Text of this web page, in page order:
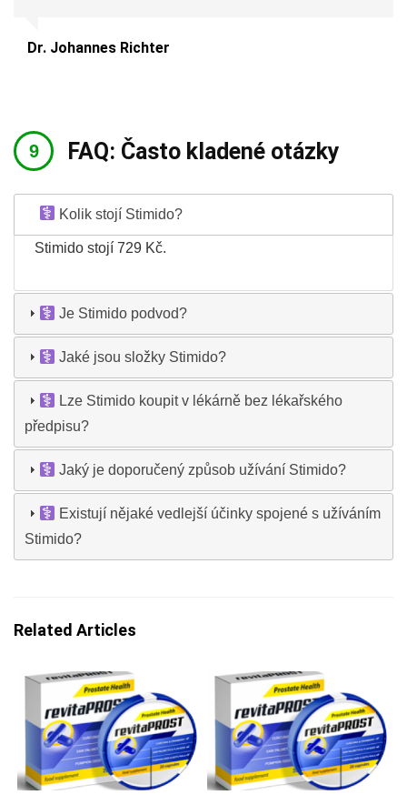
Dr. Johannes Richter
FAQ: Často kladené otázky
Kolik stojí Stimido?
Stimido stojí 729 Kč.
Je Stimido podvod?
Jaké jsou složky Stimido?
Lze Stimido koupit v lékárně bez lékařského
předpisu?
Jaký je doporučený způsob užívání Stimido?
Existují nějaké vedlejší účinky spojené s užíváním
Stimido?
Related Articles